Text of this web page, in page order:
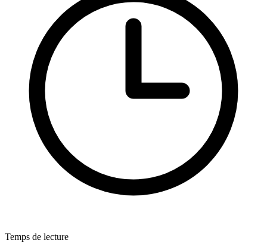
Temps de lecture